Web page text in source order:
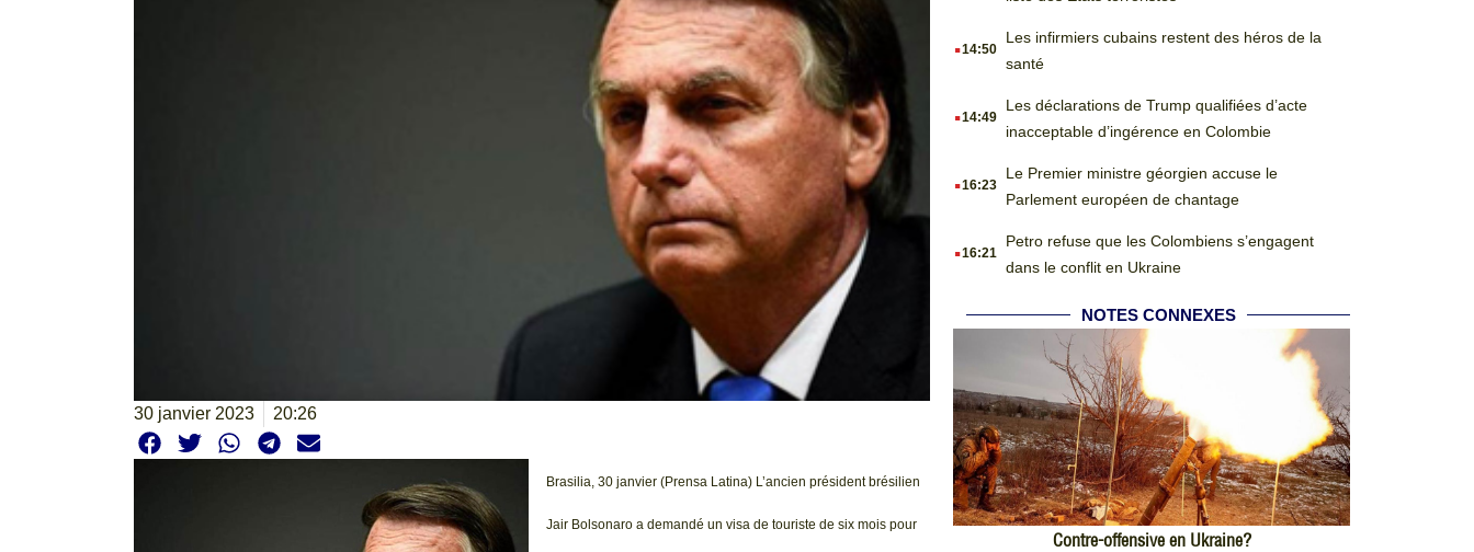
30 janvier 2023 20:26
Brasilia, 30 janvier (Prensa Latina) L’ancien président brésilien
Jair Bolsonaro a demandé un visa de touriste de six mois pour
.14:50
Les infirmiers cubains restent des héros de la
santé
.14:49
Les déclarations de Trump qualifiées d’acte
inacceptable d’ingérence en Colombie
.16:23
Le Premier ministre géorgien accuse le
Parlement européen de chantage
.16:21
Petro refuse que les Colombiens s’engagent
dans le conflit en Ukraine
NOTES CONNEXES
Contre-offensive en Ukraine?